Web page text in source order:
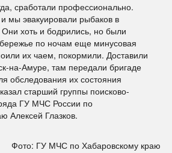
сработали профессионально.
мы эвакуировали рыбаков в
хоть и бодрились, но были
по ночам еще минусовая
их чаем, покормили. Доставили
на-Амуре, там передали бригаде
обследования их состояния
старший группы поисково-
ГУ МЧС России по
Алексей Глазков.
Фото: ГУ МЧС по Хабаровскому краю